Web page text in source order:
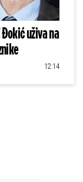
uživa na
12:14